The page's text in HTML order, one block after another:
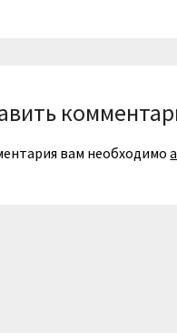
вам необходимо